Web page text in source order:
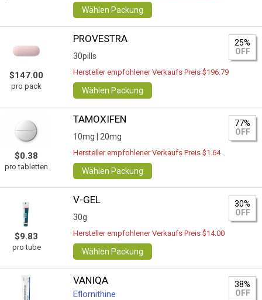
Wählen Packung
$147.00
pro pack
PROVESTRA
30pills
25%
OFF
Hersteller empfohlener Verkaufs Preis $196.79
Wählen Packung
$0.38
pro tabletten
TAMOXIFEN
10mg | 20mg
77%
OFF
Hersteller empfohlener Verkaufs Preis $1.64
Wählen Packung
$9.83
pro tube
V-GEL
30g
30%
OFF
Hersteller empfohlener Verkaufs Preis $14.00
Wählen Packung
VANIQA
Eflornithine
38%
OFF